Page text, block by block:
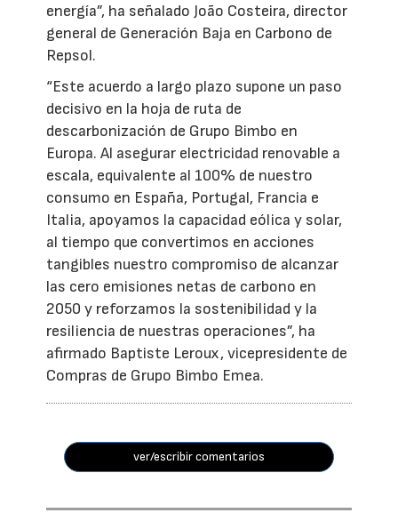
energía”, ha señalado João Costeira, director
general de Generación Baja en Carbono de
Repsol.
“Este acuerdo a largo plazo supone un paso
decisivo en la hoja de ruta de
descarbonización de Grupo Bimbo en
Europa. Al asegurar electricidad renovable a
escala, equivalente al 100% de nuestro
consumo en España, Portugal, Francia e
Italia, apoyamos la capacidad eólica y solar,
al tiempo que convertimos en acciones
tangibles nuestro compromiso de alcanzar
las cero emisiones netas de carbono en
2050 y reforzamos la sostenibilidad y la
resiliencia de nuestras operaciones”, ha
afirmado Baptiste Leroux, vicepresidente de
Compras de Grupo Bimbo Emea.
ver/escribir comentarios